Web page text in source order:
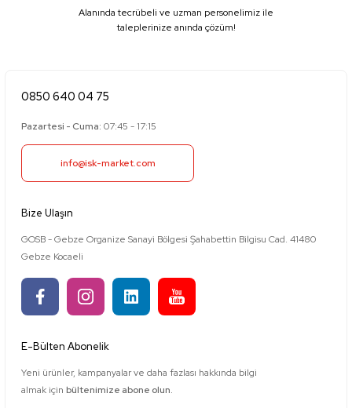
Alanında tecrübeli ve uzman personelimiz ile
taleplerinize anında çözüm!
0850 640 04 75
Pazartesi - Cuma: 07:45 - 17:15
info@isk-market.com
Bize Ulaşın
GOSB - Gebze Organize Sanayi Bölgesi Şahabettin Bilgisu Cad. 41480
Gebze Kocaeli
E-Bülten Abonelik
Yeni ürünler, kampanyalar ve daha fazlası hakkında bilgi
almak için bültenimize abone olun.